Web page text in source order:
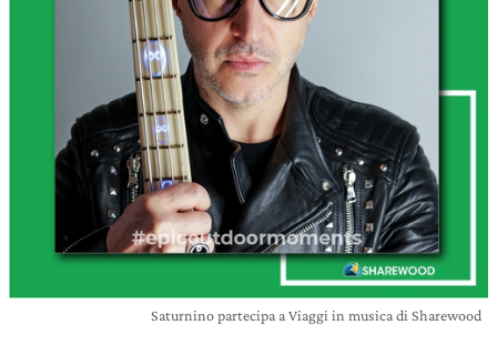
Saturnino partecipa a Viaggi in musica di Sharewood